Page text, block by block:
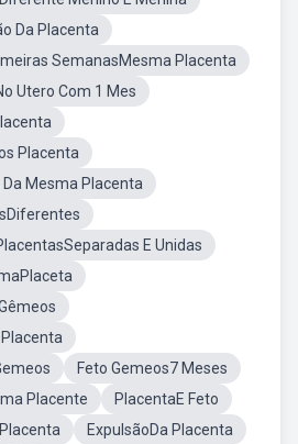
Da Placenta
SemanasMesma Placenta
Utero Com 1 Mes
Placenta
Mesma Placenta
E Unidas
Feto Gemeos7 Meses
Placente
PlacentaE Feto
ExpulsãoDa Placenta